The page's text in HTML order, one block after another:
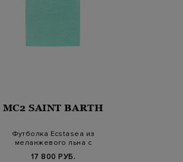
MC2 SAINT BARTH
Футболка Ecstasea из
меланжевого льна с
17 800 РУБ.